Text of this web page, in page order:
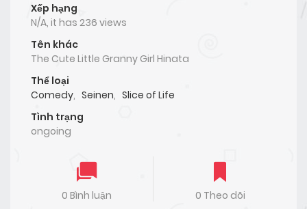
Xếp hạng
N/A, it has 236 views
Tên khác
The Cute Little Granny Girl Hinata
Thể loại
Comedy, Seinen, Slice of Life
Tình trạng
ongoing
0 Bình luận 0 Theo dõi